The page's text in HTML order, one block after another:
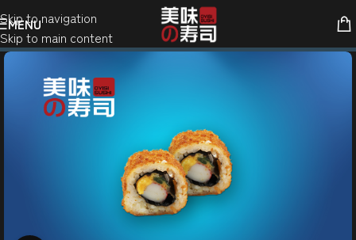
Skip to navigation
Skip to main content
MENU